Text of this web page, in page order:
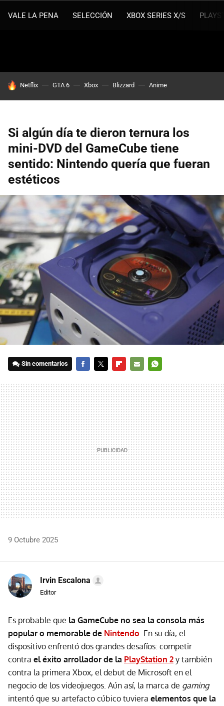
VALE LA PENA SELECCIÓN XBOX SERIES X/S
HOY SE HABLA DE
Netflix GTA 6 Xbox Blizzard Anime
Si algún día te dieron ternura los
mini-DVD del GameCube tiene
sentido: Nintendo quería que fueran
estéticos
Sin comentarios
MAIL
9 Octubre 2025
Irvin Escalona
Editor
Es probable que la GameCube no sea la consola más
popular o memorable de Nintendo. En su día, el
dispositivo enfrentó dos grandes desafíos: competir
contra el éxito arrollador de la PlayStation 2 y también
contra la primera Xbox, el debut de Microsoft en el
negocio de los videojuegos. Aún así, la marca de gaming
intentó que su artefacto cúbico tuviera elementos que la